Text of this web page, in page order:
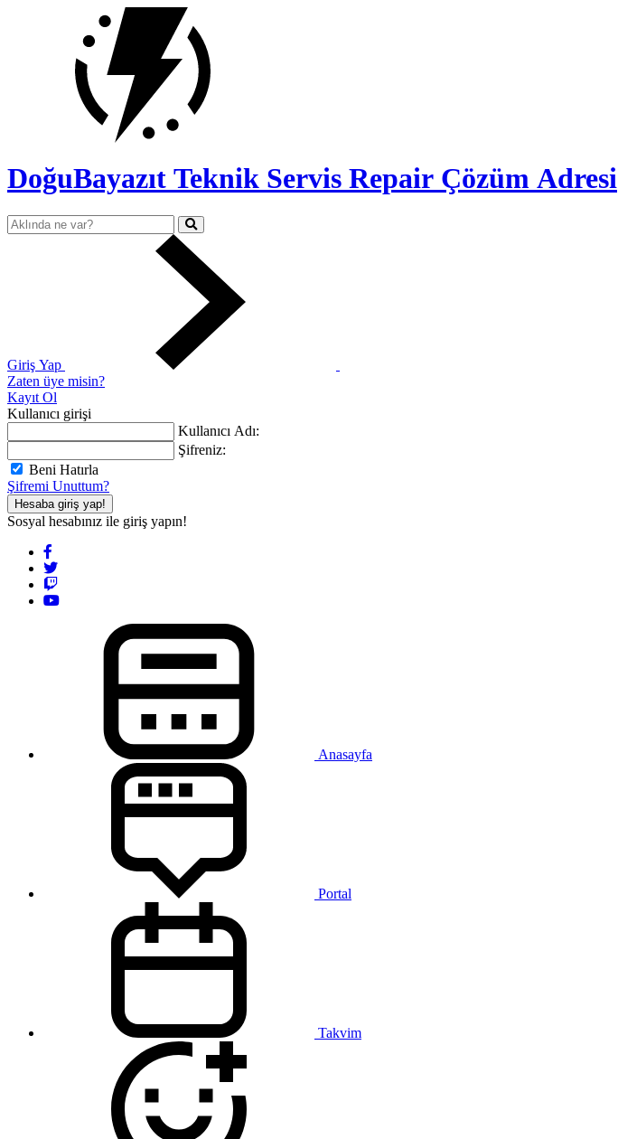
DoğuBayazıt Teknik Servis Repair Çözüm Adresi
Giriş Yap
Zaten üye misin?
Kayıt Ol
Kullanıcı girişi
Kullanıcı Adı:
Şifreniz:
Beni Hatırla
Şifremi Unuttum?
Hesaba giriş yap!
Sosyal hesabınız ile giriş yapın!
Anasayfa
Portal
Takvim